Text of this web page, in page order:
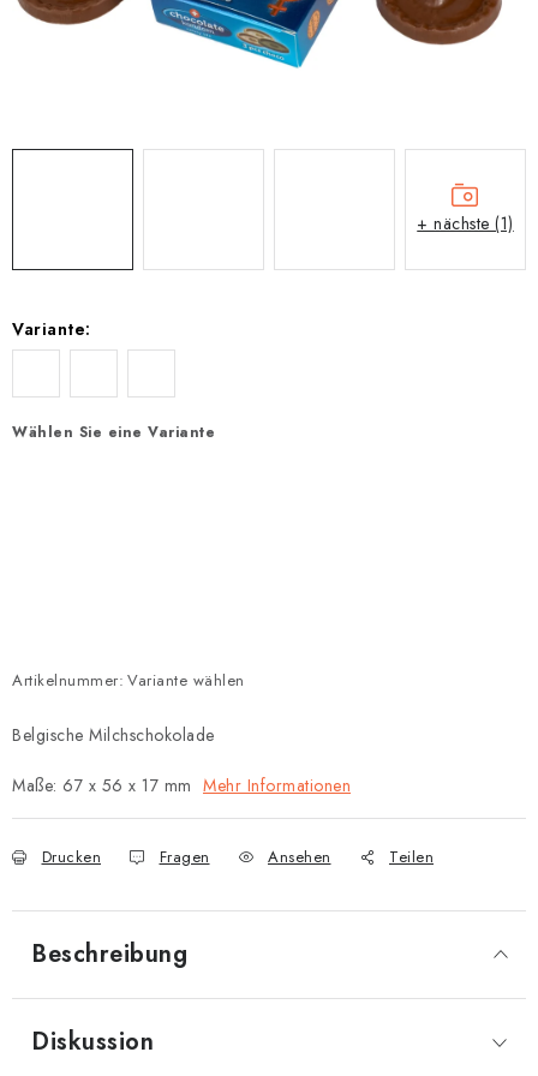
Geschäftsbedingungen
Variante:
Wählen Sie eine Variante
Artikelnummer: Variante wählen
Belgische Milchschokolade
Maße: 67 x 56 x 17 mm Mehr Informationen
Drucken Fragen Ansehen Teilen
+ nächste (1)
Beschreibung
Diskussion